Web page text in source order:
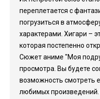
переплетается с
погрузиться в
характерами. Хигари –
которая постепенно
Сюжет аниме "Моя
просмотра. Вы будете
возможность смотреть
любимых произведений.